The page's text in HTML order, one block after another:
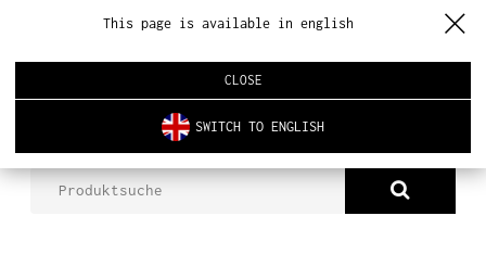
ÜBER UNS
THEODORO-TRUHE
This page is available in english
CLOSE
SWITCH TO ENGLISH